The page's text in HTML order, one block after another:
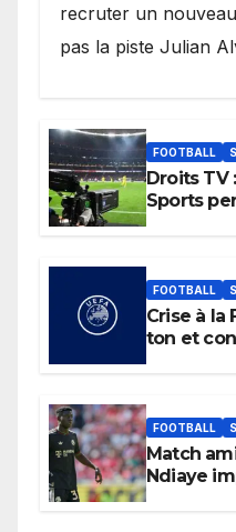
recruter un
pas la piste Julian
FOOTBALL
Droits TV
Sports
FOOTBALL
Crise à la
ton et
FOOTBALL
Match
Ndiaye